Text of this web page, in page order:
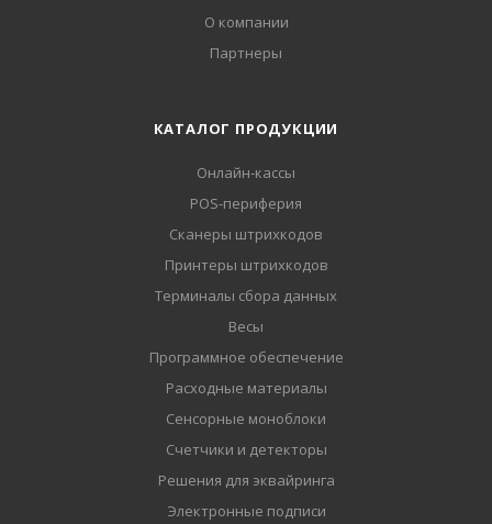
О компании
Партнеры
КАТАЛОГ ПРОДУКЦИИ
Онлайн-кассы
POS-периферия
Сканеры штрихкодов
Принтеры штрихкодов
Терминалы сбора данных
Весы
Программное обеспечение
Расходные материалы
Сенсорные моноблоки
Счетчики и детекторы
Решения для эквайринга
Электронные подписи